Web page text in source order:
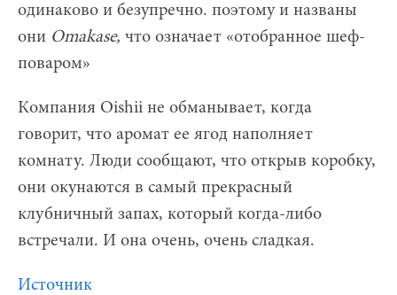
одинаково и безупречно. поэтому и названы
они Omakase, что означает «отобранное шеф-
поваром»
Компания Oishii не обманывает, когда
говорит, что аромат ее ягод наполняет
комнату. Люди сообщают, что открыв коробку,
они окунаются в самый прекрасный
клубничный запах, который когда-либо
встречали. И она очень, очень сладкая.
Источник